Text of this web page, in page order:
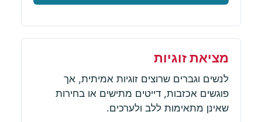
מציאת זוגיות
לנשים וגברים שרוצים זוגיות אמיתית, אך
פוגשים אכזבות, דייטים מתישים או בחירות
שאינן מתאימות ללב ולערכים.